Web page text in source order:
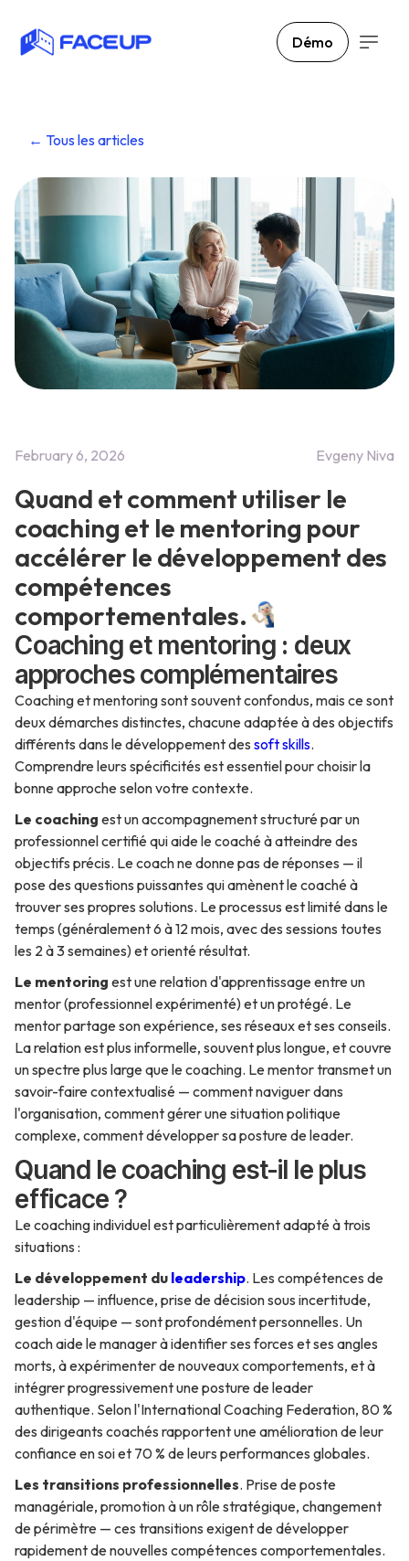
Démo
← Tous les articles
February 6, 2026 Evgeny Niva
Quand et comment utiliser le
coaching et le mentoring pour
accélérer le développement des
compétences
comportementales.
Coaching et mentoring : deux
approches complémentaires
Coaching et mentoring sont souvent confondus, mais ce sont
deux démarches distinctes, chacune adaptée à des objectifs
différents dans le développement des soft skills.
Comprendre leurs spécificités est essentiel pour choisir la
bonne approche selon votre contexte.
Le coaching est un accompagnement structuré par un
professionnel certifié qui aide le coaché à atteindre des
objectifs précis. Le coach ne donne pas de réponses — il
pose des questions puissantes qui amènent le coaché à
trouver ses propres solutions. Le processus est limité dans le
temps (généralement 6 à 12 mois, avec des sessions toutes
les 2 à 3 semaines) et orienté résultat.
Le mentoring est une relation d'apprentissage entre un
mentor (professionnel expérimenté) et un protégé. Le
mentor partage son expérience, ses réseaux et ses conseils.
La relation est plus informelle, souvent plus longue, et couvre
un spectre plus large que le coaching. Le mentor transmet un
savoir-faire contextualisé — comment naviguer dans
l'organisation, comment gérer une situation politique
complexe, comment développer sa posture de leader.
Quand le coaching est-il le plus
efficace ?
Le coaching individuel est particulièrement adapté à trois
situations :
Le développement du leadership. Les compétences de
leadership — influence, prise de décision sous incertitude,
gestion d'équipe — sont profondément personnelles. Un
coach aide le manager à identifier ses forces et ses angles
morts, à expérimenter de nouveaux comportements, et à
intégrer progressivement une posture de leader
authentique. Selon l'International Coaching Federation, 80 %
des dirigeants coachés rapportent une amélioration de leur
confiance en soi et 70 % de leurs performances globales.
Les transitions professionnelles. Prise de poste
managériale, promotion à un rôle stratégique, changement
de périmètre — ces transitions exigent de développer
rapidement de nouvelles compétences comportementales.